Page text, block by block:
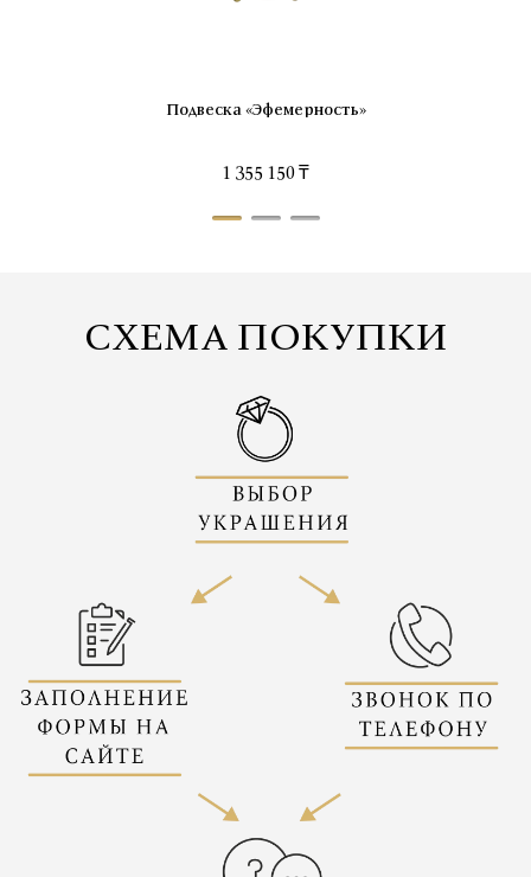
Подвеска «Эфемерность»
1 355 150 ₸
СХЕМА ПОКУПКИ